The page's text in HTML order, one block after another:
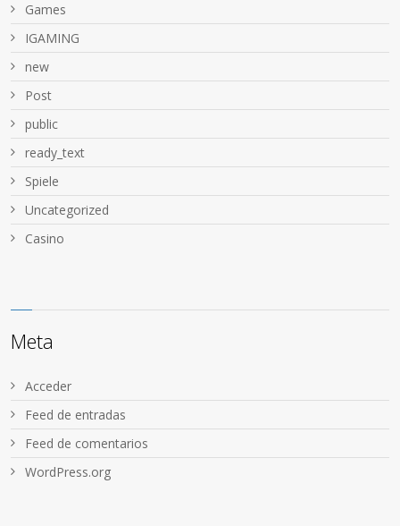
Games
IGAMING
new
Post
public
ready_text
Spiele
Uncategorized
Сasino
Meta
Acceder
Feed de entradas
Feed de comentarios
WordPress.org